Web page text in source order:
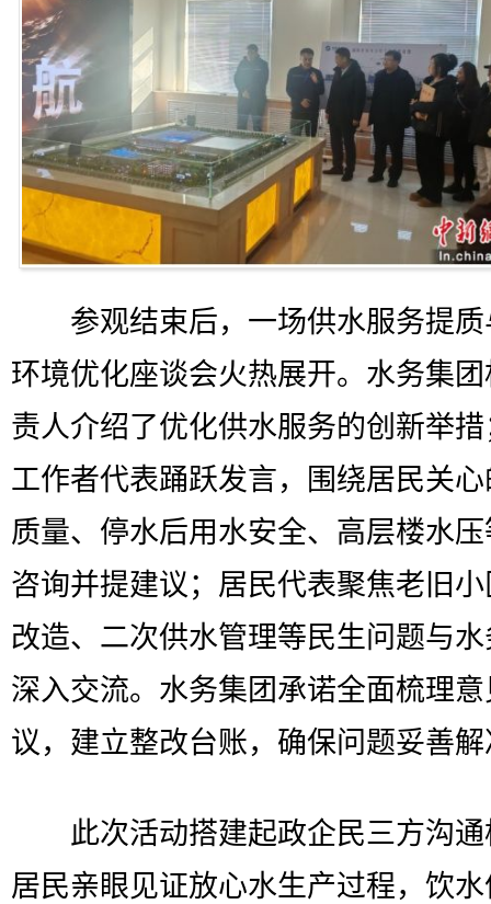
参观结束后，一场供水服务提质
环境优化座谈会火热展开。水务集
责人介绍了优化供水服务的创新举
工作者代表踊跃发言，围绕居民关
质量、停水后用水安全、高层楼水
咨询并提建议；居民代表聚焦老旧
改造、二次供水管理等民生问题与
深入交流。水务集团承诺全面梳理
议，建立整改台账，确保问题妥善
此次活动搭建起政企民三方沟通
居民亲眼见证放心水生产过程，饮